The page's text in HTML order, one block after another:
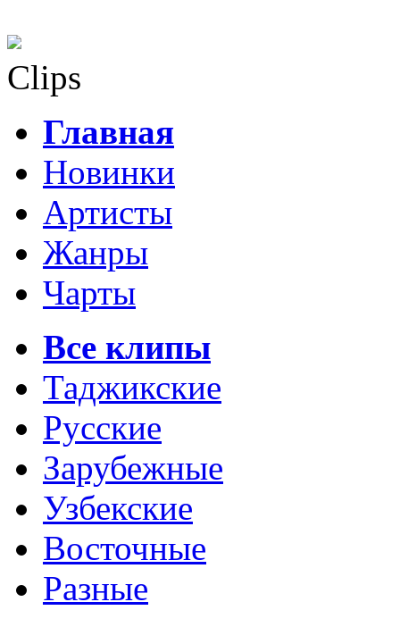
Clips
Главная
Новинки
Артисты
Жанры
Чарты
Все клипы
Таджикские
Русские
Зарубежные
Узбекские
Восточные
Разные